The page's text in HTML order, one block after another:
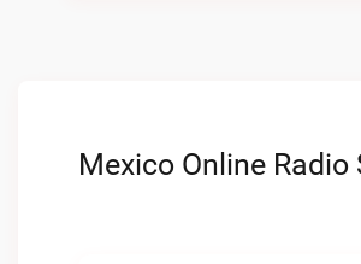
Mexico Online Radio